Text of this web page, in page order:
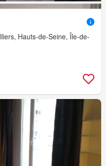
Hauts-de-Seine, Île-de-